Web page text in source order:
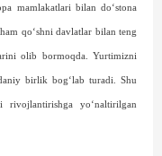
mamlakatlari bilan do‘stona
qo‘shni davlatlar bilan teng
olib bormoqda. Yurtimizni
birlik bog‘lab turadi. Shu
rivojlantirishga yo‘naltirilgan